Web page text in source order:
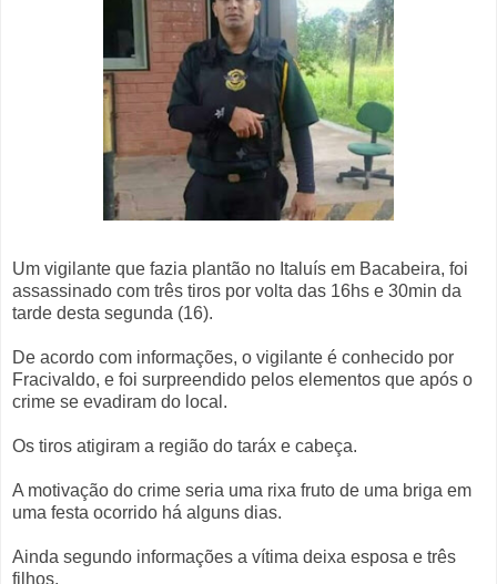
Um vigilante que fazia plantão no Italuís em Bacabeira, foi
assassinado com três tiros por volta das 16hs e 30min da
tarde desta segunda (16).
De acordo com informações, o vigilante é conhecido por
Fracivaldo, e foi surpreendido pelos elementos que após o
crime se evadiram do local.
Os tiros atigiram a região do taráx e cabeça.
A motivação do crime seria uma rixa fruto de uma briga em
uma festa ocorrido há alguns dias.
Ainda segundo informações a vítima deixa esposa e três
filhos.